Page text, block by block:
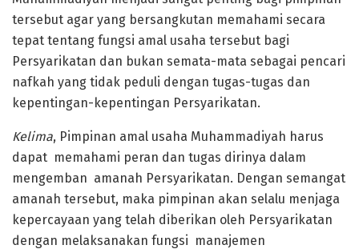
tersebut agar yang bersangkutan memahami secara
tepat tentang fungsi amal usaha tersebut bagi
Persyarikatan dan bukan semata-mata sebagai pencari
nafkah yang tidak peduli dengan tugas-tugas dan
kepentingan-kepentingan Persyarikatan.
Kelima, Pimpinan amal usaha Muhammadiyah harus
dapat memahami peran dan tugas dirinya dalam
mengemban amanah Persyarikatan. Dengan semangat
amanah tersebut, maka pimpinan akan selalu menjaga
kepercayaan yang telah diberikan oleh Persyarikatan
dengan melaksanakan fungsi manajemen